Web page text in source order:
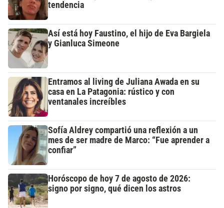
tendencia
Así está hoy Faustino, el hijo de Eva Bargiela
y Gianluca Simeone
Entramos al living de Juliana Awada en su
casa en La Patagonia: rústico y con
ventanales increíbles
Sofía Aldrey compartió una reflexión a un
mes de ser madre de Marco: “Fue aprender a
confiar”
Horóscopo de hoy 7 de agosto de 2026:
signo por signo, qué dicen los astros